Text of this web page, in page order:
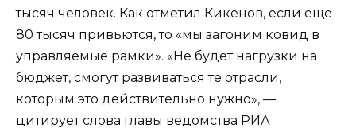
тысяч человек. Как отметил Кикенов, если еще
80 тысяч привьются, то «мы загоним ковид в
управляемые рамки». «Не будет нагрузки на
бюджет, смогут развиваться те отрасли,
которым это действительно нужно», —
цитирует слова главы ведомства РИА